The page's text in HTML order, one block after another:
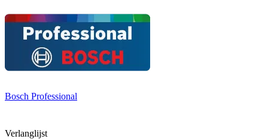
Bosch Professional
Verlanglijst